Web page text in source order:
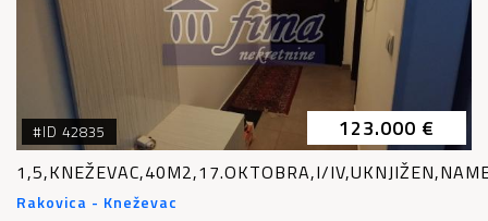
#ID 42835 123.000 €
1,5,KNEŽEVAC,40M2,17.OKTOBRA,I/
Rakovica - Kneževac